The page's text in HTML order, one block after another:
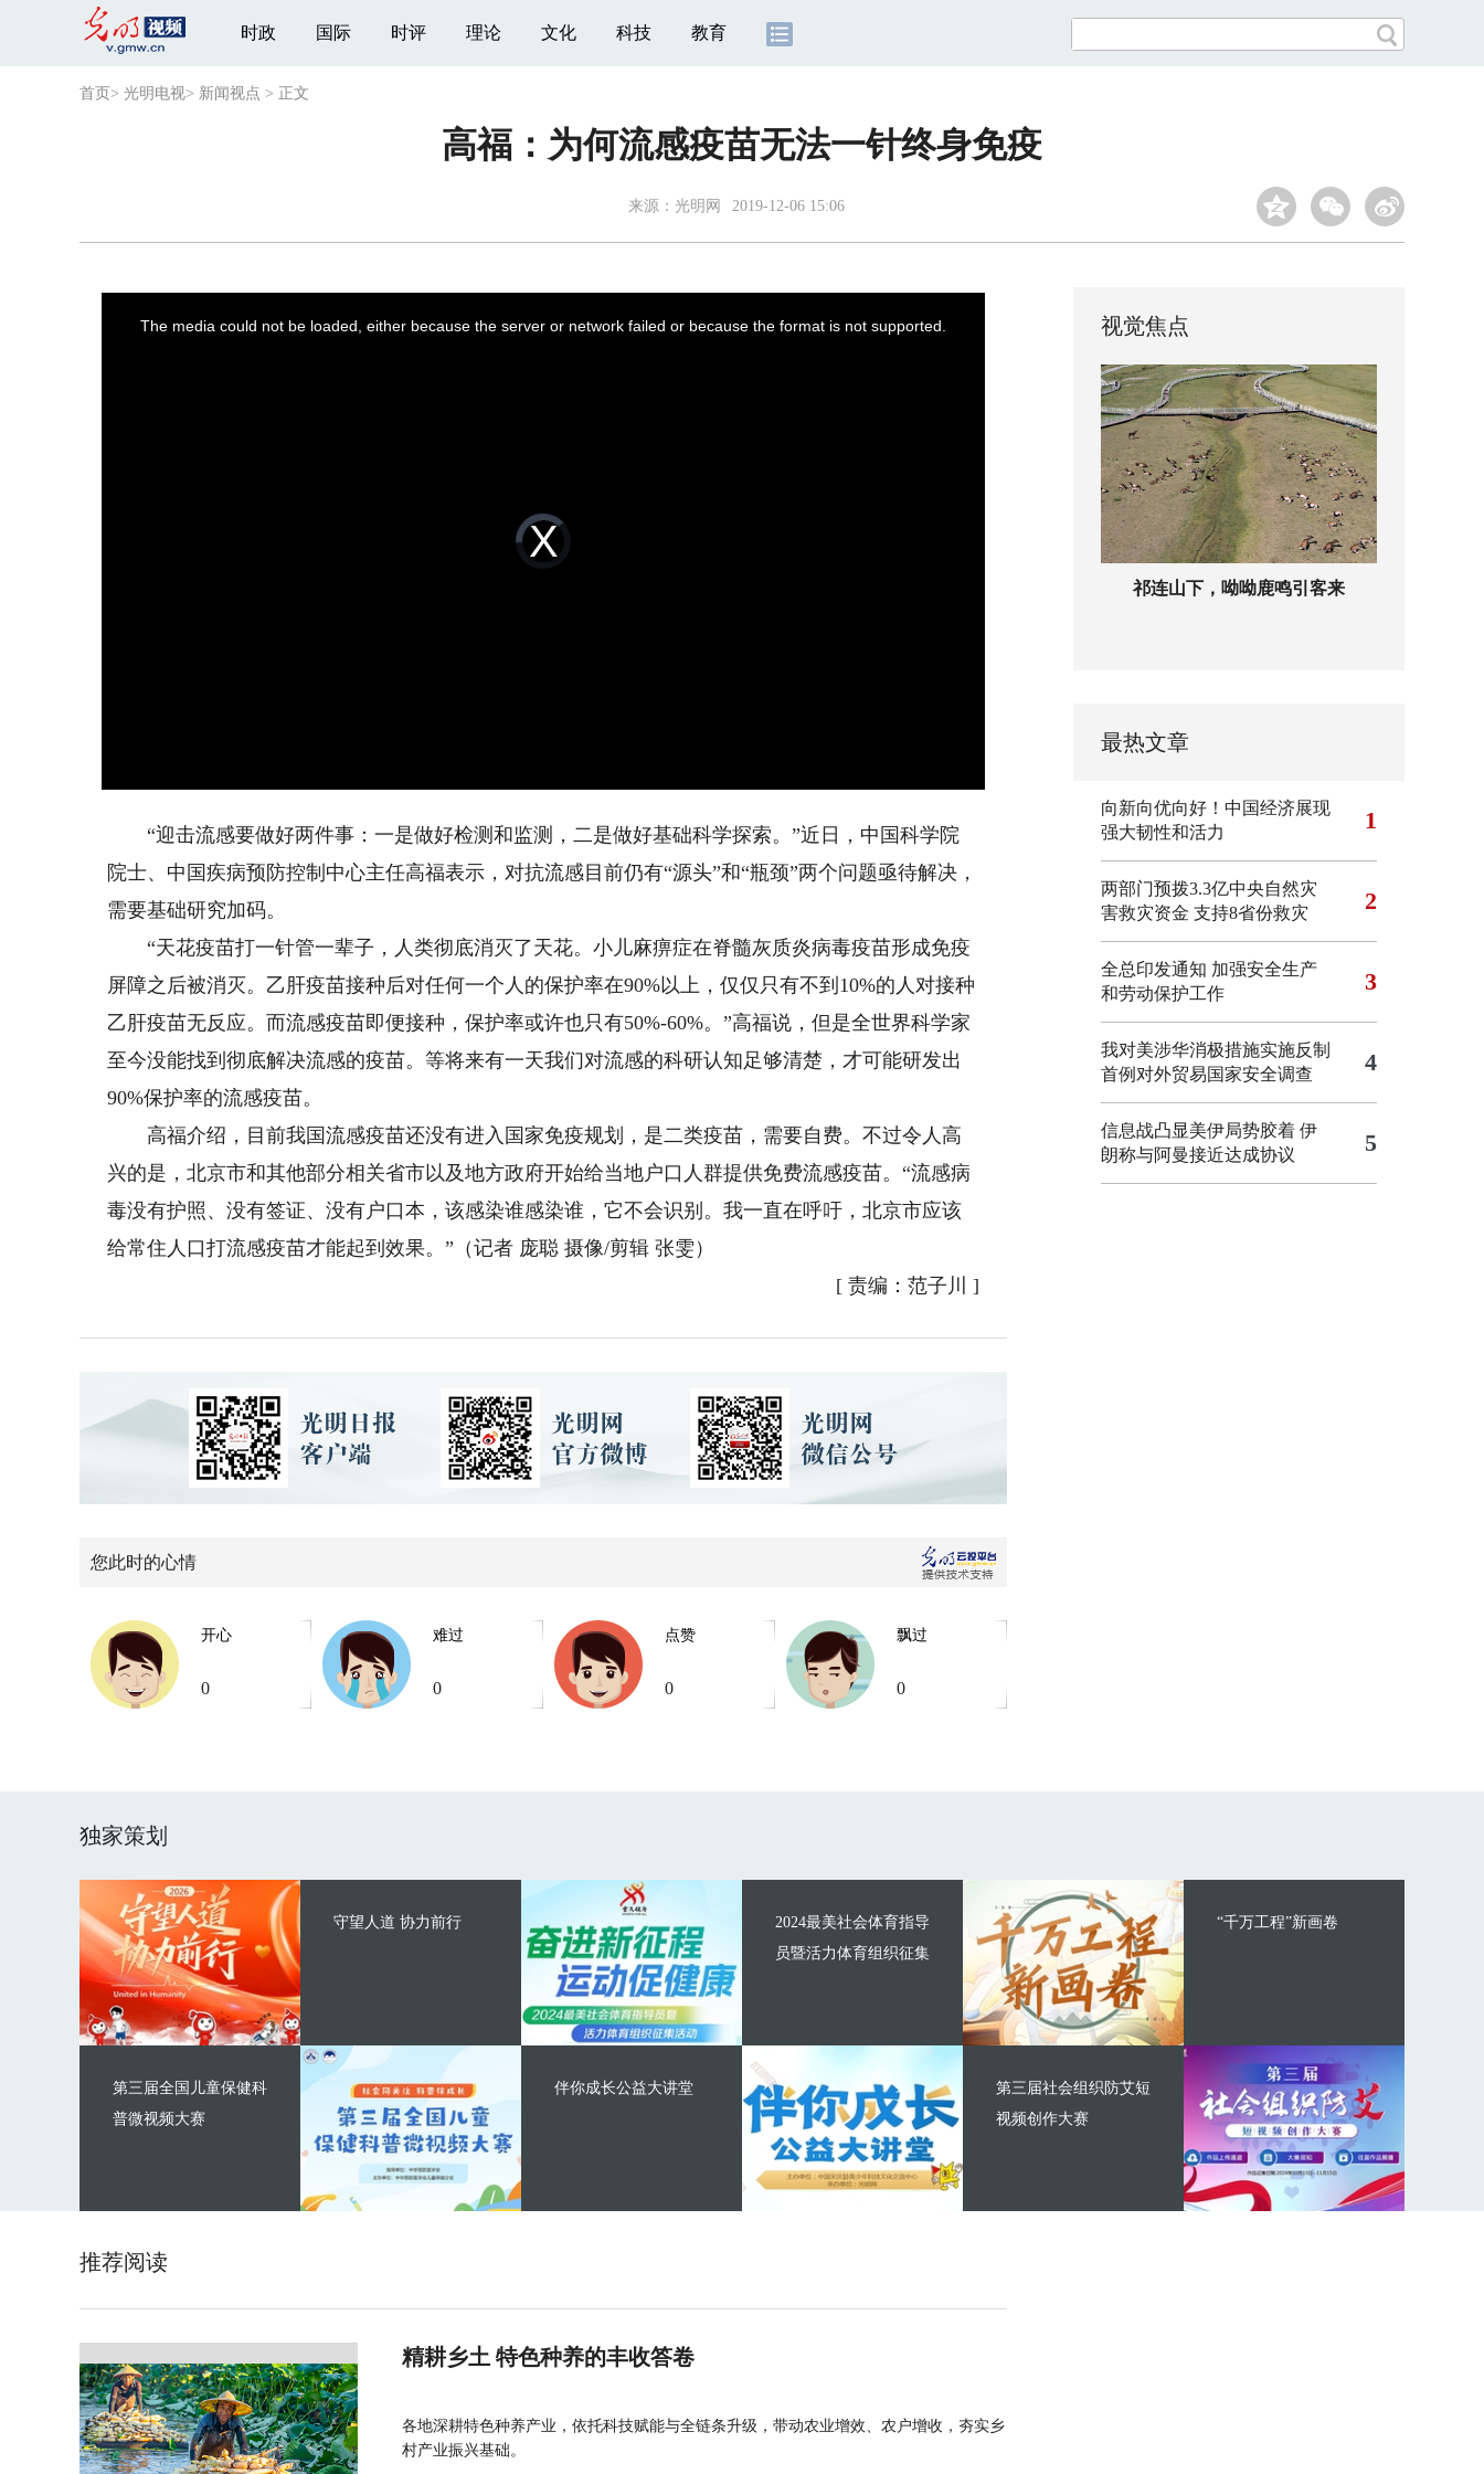
时政 国际 时评 理论 文化 科技 教育
首页 > 光明电视> 新闻视点 > 正文
高福：为何流感疫苗无法一针终身免疫
来源： 光明网 2019-12-06 15:06
Video
Player
loading.
The media could not be loaded, either because the server or network failed or because the format is not supported.
“迎击流感要做好两件事：一是做好检测和监测，二是做好基础科学探索。”近日，中国科学院
院士、中国疾病预防控制中心主任高福表示，对抗流感目前仍有“源头”和“瓶颈”两个问题亟待解决，
需要基础研究加码。
“天花疫苗打一针管一辈子，人类彻底消灭了天花。小儿麻痹症在脊髓灰质炎病毒疫苗形成免疫
屏障之后被消灭。乙肝疫苗接种后对任何一个人的保护率在90%以上，仅仅只有不到10%的人对接种
乙肝疫苗无反应。而流感疫苗即便接种，保护率或许也只有50%-60%。”高福说，但是全世界科学家
至今没能找到彻底解决流感的疫苗。等将来有一天我们对流感的科研认知足够清楚，才可能研发出
90%保护率的流感疫苗。
高福介绍，目前我国流感疫苗还没有进入国家免疫规划，是二类疫苗，需要自费。不过令人高
兴的是，北京市和其他部分相关省市以及地方政府开始给当地户口人群提供免费流感疫苗。“流感病
毒没有护照、没有签证、没有户口本，该感染谁感染谁，它不会识别。我一直在呼吁，北京市应该
给常住人口打流感疫苗才能起到效果。”（记者 庞聪 摄像/剪辑 张雯）
[ 责编：范子川 ]
您此时的心情
开心
0
难过
0
点赞
0
飘过
0
视觉焦点
祁连山下，呦呦鹿鸣引客来
最热文章
向新向优向好！中国经济展现
强大韧性和活力
1
两部门预拨3.3亿中央自然灾
害救灾资金 支持8省份救灾
2
全总印发通知 加强安全生产
和劳动保护工作
3
我对美涉华消极措施实施反制
首例对外贸易国家安全调查
4
信息战凸显美伊局势胶着 伊
朗称与阿曼接近达成协议
5
独家策划
守望人道 协力前行
第三届全国儿童保健科
普微视频大赛
2024最美社会体育指导
员暨活力体育组织征集
伴你成长公益大讲堂
“千万工程”新画卷
第三届社会组织防艾短
视频创作大赛
推荐阅读
精耕乡土 特色种养的丰收答卷
各地深耕特色种养产业，依托科技赋能与全链条升级，带动农业增效、农户增收，夯实乡
村产业振兴基础。